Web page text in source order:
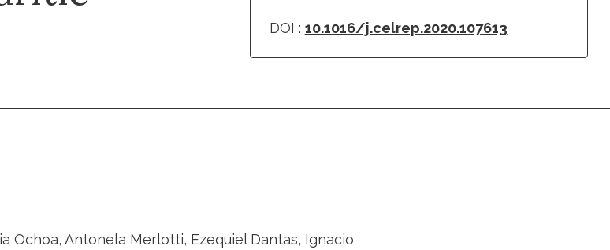
DOI : 10.1016/j.celrep.2020.107613
Ochoa, Antonela Merlotti, Ezequiel Dantas, Ignacio